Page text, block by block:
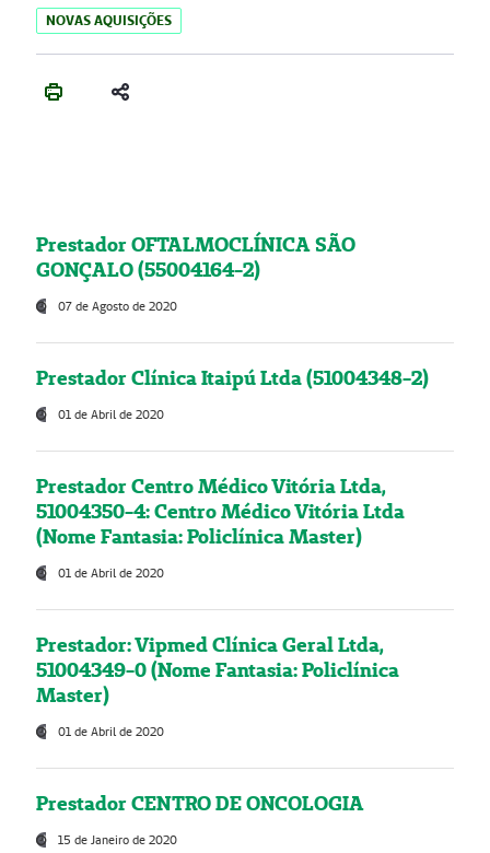
NOVAS AQUISIÇÕES
Prestador OFTALMOCLÍNICA SÃO
GONÇALO (55004164-2)
07 de Agosto de 2020
Prestador Clínica Itaipú Ltda (51004348-2)
01 de Abril de 2020
Prestador Centro Médico Vitória Ltda,
51004350-4: Centro Médico Vitória Ltda
(Nome Fantasia: Policlínica Master)
01 de Abril de 2020
Prestador: Vipmed Clínica Geral Ltda,
51004349-0 (Nome Fantasia: Policlínica
Master)
01 de Abril de 2020
Prestador CENTRO DE ONCOLOGIA
15 de Janeiro de 2020